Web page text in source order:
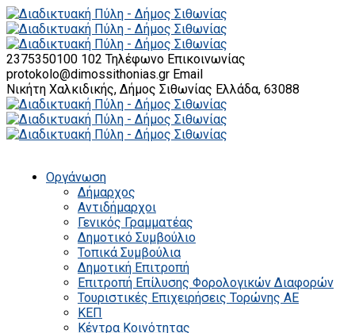
2375350100 102 Τηλέφωνο Επικοινωνίας
protokolo@dimossithonias.gr Email
Νικήτη Χαλκιδικής, Δήμος Σιθωνίας Ελλάδα, 63088
Οργάνωση
Δήμαρχος
Αντιδήμαρχοι
Γενικός Γραμματέας
Δημοτικό Συμβούλιο
Τοπικά Συμβούλια
Δημοτική Επιτροπή
Επιτροπή Επίλυσης Φορολογικών Διαφορών
Τουριστικές Επιχειρήσεις Τορώνης ΑΕ
ΚΕΠ
Κέντρα Κοινότητας